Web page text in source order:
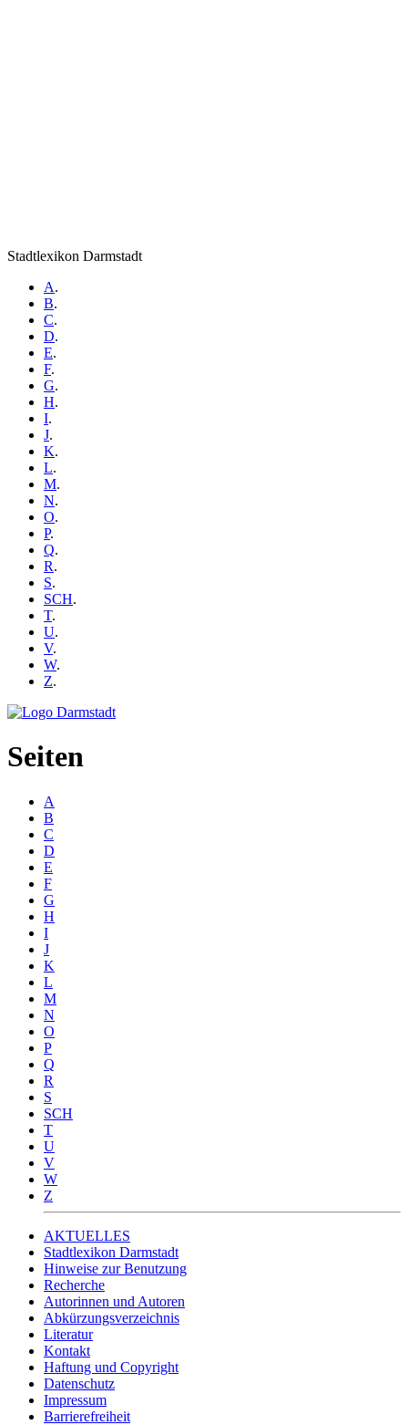
Stadtlexikon Darmstadt
A.
B.
C.
D.
E.
F.
G.
H.
I.
J.
K.
L.
M.
N.
O.
P.
Q.
R.
S.
SCH.
T.
U.
V.
W.
Z.
Seiten
A
B
C
D
E
F
G
H
I
J
K
L
M
N
O
P
Q
R
S
SCH
T
U
V
W
Z
AKTUELLES
Stadtlexikon Darmstadt
Hinweise zur Benutzung
Recherche
Autorinnen und Autoren
Abkürzungsverzeichnis
Literatur
Kontakt
Haftung und Copyright
Datenschutz
Impressum
Barrierefreiheit